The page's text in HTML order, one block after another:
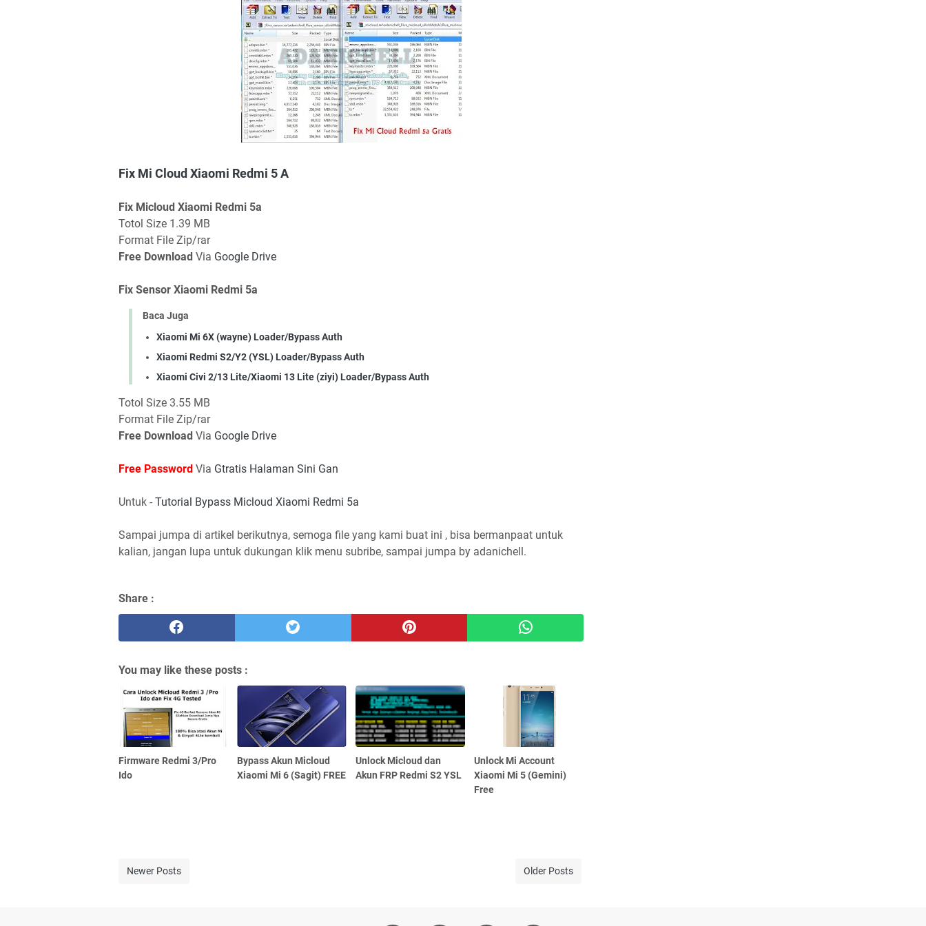
Fix Mi Cloud Xiaomi Redmi 5 A
Fix Micloud Xiaomi Redmi 5a
Totol Size 1.39 MB
Format File Zip/rar
Free Download Via Google Drive
Fix Sensor Xiaomi Redmi 5a
Baca Juga
Xiaomi Mi 6X (wayne) Loader/Bypass Auth
Xiaomi Redmi S2/Y2 (YSL) Loader/Bypass Auth
Xiaomi Civi 2/13 Lite/Xiaomi 13 Lite (ziyi) Loader/Bypass Auth
Totol Size 3.55 MB
Format File Zip/rar
Free Download Via Google Drive
Free Password Via Gtratis Halaman Sini Gan
Untuk - Tutorial Bypass Micloud Xiaomi Redmi 5a
Sampai jumpa di artikel berikutnya, semoga file yang kami buat ini , bisa bermanpaat untuk
kalian, jangan lupa untuk dukungan klik menu subribe, sampai jumpa by adanichell.
Share :
You may like these posts :
Firmware Redmi 3/Pro
Ido
Bypass Akun Micloud
Xiaomi Mi 6 (Sagit) FREE
Unlock Micloud dan
Akun FRP Redmi S2 YSL
Unlock Mi Account
Xiaomi Mi 5 (Gemini)
Free
Newer Posts Older Posts